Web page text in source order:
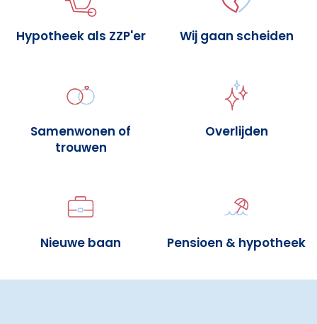
Hypotheek als ZZP'er Wij gaan scheiden
Samenwonen of
trouwen
Overlijden
Nieuwe baan Pensioen & hypotheek